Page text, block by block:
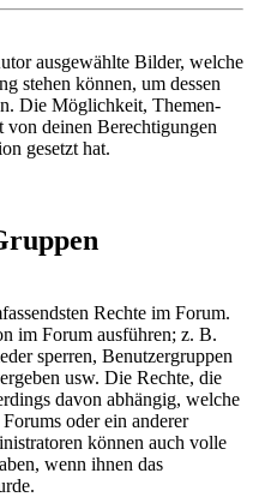
ausgewählte Bilder, welche
stehen können, um dessen
Die Möglichkeit, Themen-
von deinen Berechtigungen
gesetzt hat.
Rechte im Forum.
im Forum ausführen; z. B.
sperren, Benutzergruppen
usw. Die Rechte, die
davon abhängig, welche
oder ein anderer
können auch volle
wenn ihnen das